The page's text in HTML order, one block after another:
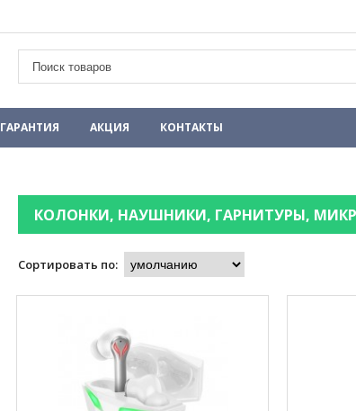
ГАРАНТИЯ АКЦИЯ КОНТАКТЫ
КОЛОНКИ, НАУШНИКИ, ГАРНИТУРЫ,
Сортировать по: